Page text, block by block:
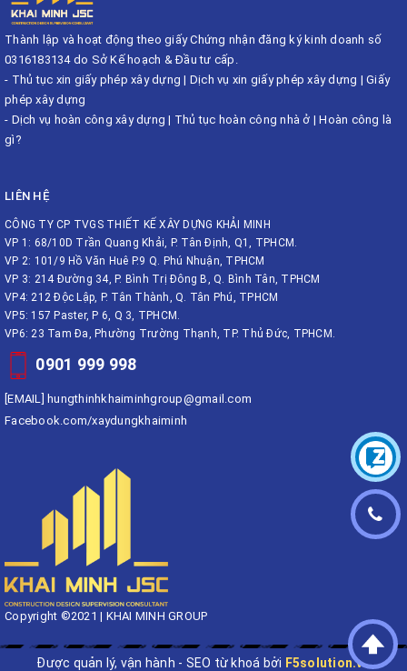
Thành lập và hoạt động theo giấy Chứng nhận đăng ký kinh doanh số
0316183134 do Sở Kế hoạch & Đầu tư cấp.
- Thủ tục xin giấy phép xây dựng | Dịch vụ xin giấy phép xây dựng | Giấy
phép xây dựng
- Dịch vụ hoàn công xây dựng | Thủ tục hoàn công nhà ở |Hoàn công là
gì?
LIÊN HỆ
CÔNG TY CP TVGS THIẾT KẾ XÂY DỰNG KHẢI MINH
VP 1: 68/10D Trần Quang Khải, P. Tân Định, Q1, TPHCM.
VP 2: 101/9 Hồ Văn Huê P.9 Q. Phú Nhuận, TPHCM
VP 3: 214 Đường 34, P. Bình Trị Đông B, Q. Bình Tân, TPHCM
VP4: 212 Độc Lập, P. Tân Thành, Q. Tân Phú, TPHCM
VP5: 157 Paster, P 6, Q 3, TPHCM.
VP6: 23 Tam Đa, Phường Trường Thạnh, TP. Thủ Đức, TPHCM.
0901 999 998
[EMAIL] hungthinhkhaiminhgroup@gmail.com
Facebook.com/xaydungkhaiminh
Copyright ©2021 | KHAI MINH GROUP
Được quản lý, vận hành - SEO từ khoá bởi F5solution.vn